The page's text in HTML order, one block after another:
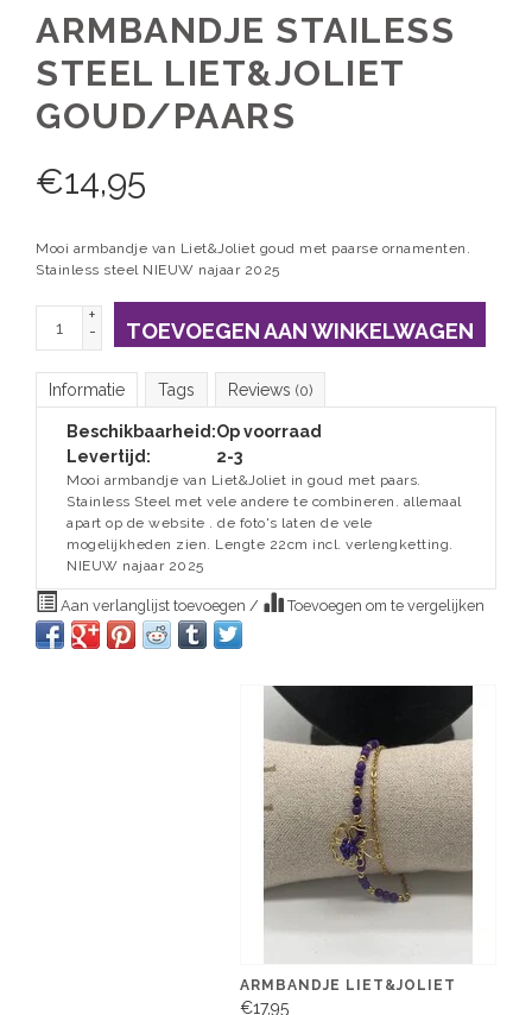
ARMBANDJE STAILESS
STEEL LIET&JOLIET
GOUD/PAARS
€14,95
Mooi armbandje van Liet&Joliet goud met paarse ornamenten.
Stainless steel NIEUW najaar 2025
+
-
TOEVOEGEN AAN WINKELWAGEN
Informatie Tags Reviews (0)
Beschikbaarheid:Op voorraad
Levertijd:
2-3
Mooi armbandje van Liet&Joliet in goud met paars.
Stainless Steel met vele andere te combineren. allemaal
apart op de website . de foto's laten de vele
mogelijkheden zien. Lengte 22cm incl. verlengketting.
NIEUW najaar 2025
Aan verlanglijst toevoegen / Toevoegen om te vergelijken
ARMBANDJE LIET&JOLIET
€17,95